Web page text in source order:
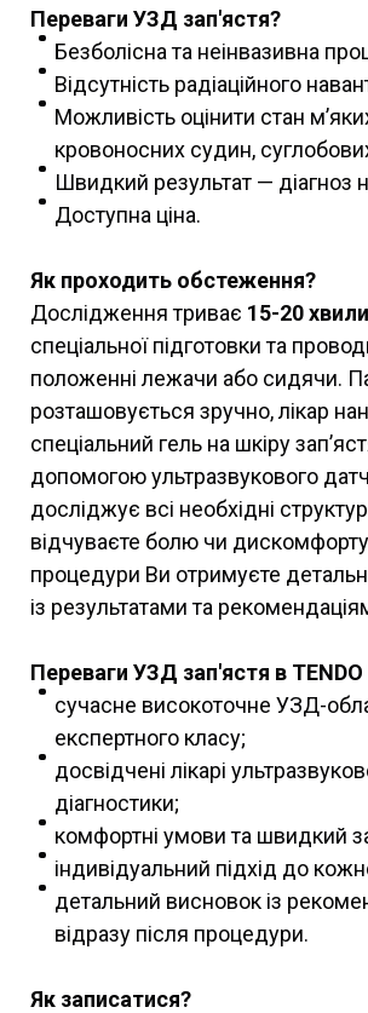
Переваги УЗД зап'ястя?
Безболісна та неінвазивна
Відсутність радіаційного
Можливість оцінити стан
кровоносних судин,
Швидкий результат — діагноз
Доступна ціна.
Як проходить обстеження?
Дослідження триває 15-20
спеціальної підготовки та
положенні лежачи або сидячи.
розташовується зручно, лікар
спеціальний гель на шкіру
допомогою ультразвукового
досліджує всі необхідні
відчуваєте болю чи
процедури Ви отримуєте
із результатами та
Переваги УЗД зап'ястя в TENDO
сучасне високоточне УЗД-
експертного класу;
досвідчені лікарі
діагностики;
комфортні умови та швидкий
індивідуальний підхід до
детальний висновок із
відразу після процедури.
Як записатися?